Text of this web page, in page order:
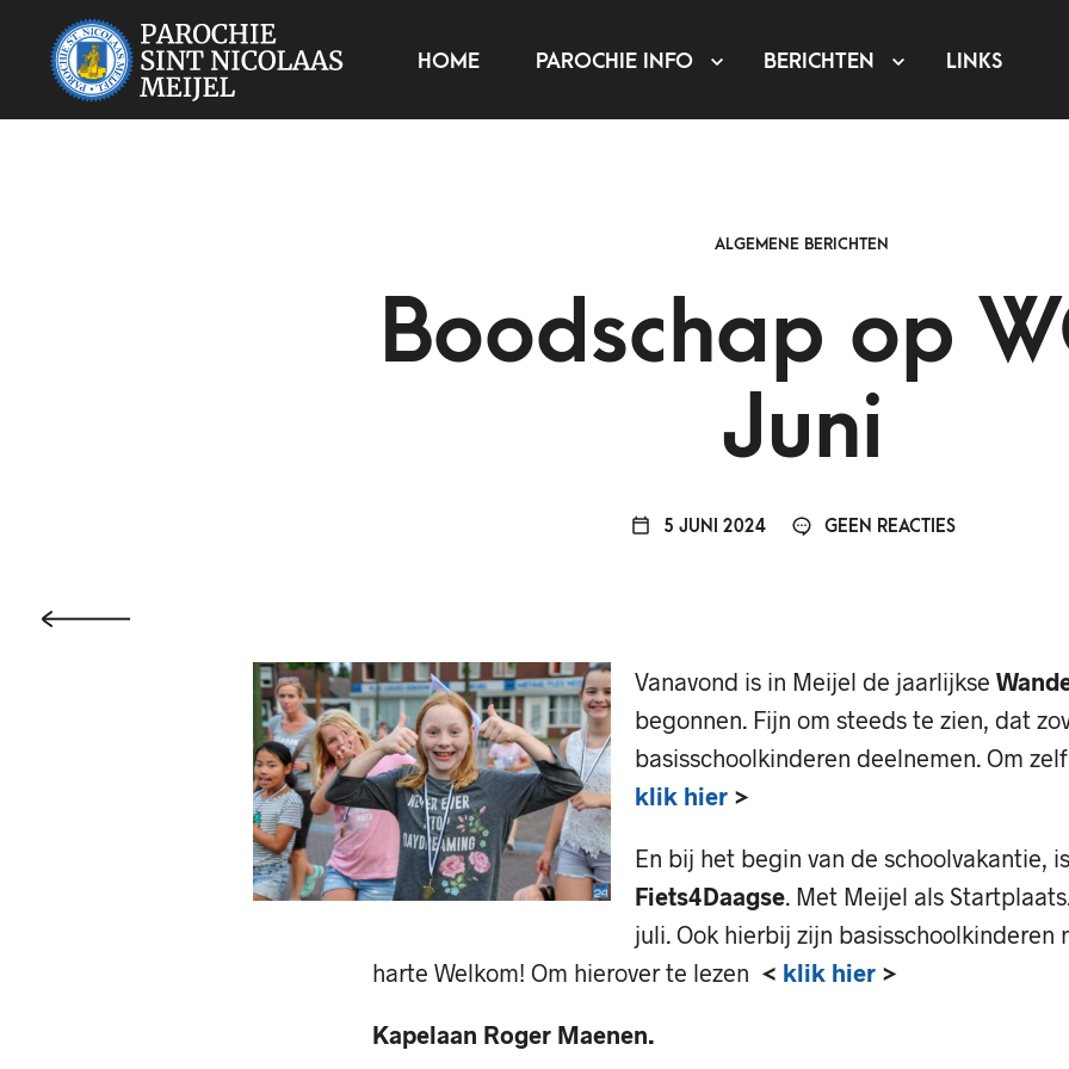
HOME PAROCHIE INFO BERICHTEN LINKS
ALGEMENE BERICHTEN
Boodschap op
Juni
5 JUNI 2024 GEEN REACTIES
Vanavond is in Meijel de jaarlijkse
begonnen. Fijn om steeds te zien, dat
basisschoolkinderen deelnemen. Om
klik hier >
En bij het begin van de schoolvakantie,
Fiets4Daagse. Met Meijel als
juli. Ook hierbij zijn basisschoolkinderen
harte Welkom! Om hierover te lezen < klik hier >
Kapelaan Roger Maenen.